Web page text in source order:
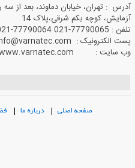
آدرس : تهران، خیابان دماوند، بعد از
آزمایش، کوچه یکم شرقی،پلاک 14
تلفن : 77790065-021 77790064-021
پست الکترونیک : info@varnatec.com
وب سایت : www.varnatec.com
صفحه اصلی| درباره ما|